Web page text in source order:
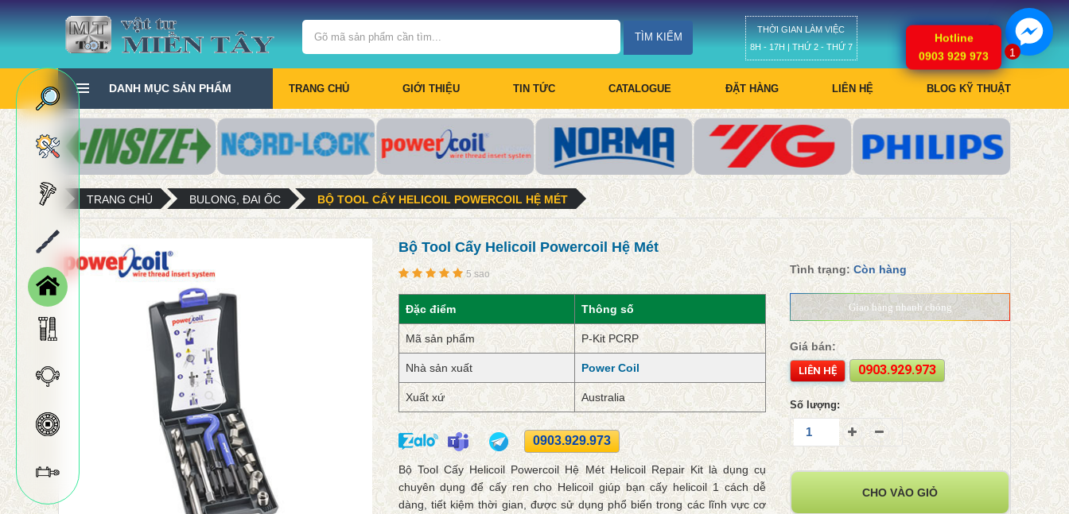
TÌM KIẾM
THỜI GIAN LÀM VIỆC
8H - 17H | THỨ 2 - THỨ 7
Giỏ hàng
DANH MỤC SẢN PHẨM TRANG CHỦ GIỚI THIỆU TIN TỨC CATALOGUE ĐẶT HÀNG LIÊN HỆ BLOG KỸ THUẬT
TRANG CHỦ BULONG, ĐAI ỐC BỘ TOOL CẤY HELICOIL POWERCOIL HỆ MÉT
Bộ Tool Cấy Helicoil Powercoil Hệ Mét
5 sao
Đặc điểm Thông số
Mã sản phẩm P-Kit PCRP
Nhà sản xuất Power Coil
Xuất xứ Australia
0903.929.973
Bộ Tool Cấy Helicoil Powercoil Hệ Mét Helicoil Repair Kit là dụng cụ
chuyên dụng để cấy ren cho Helicoil giúp bạn cấy helicoil 1 cách dễ
dàng, tiết kiệm thời gian, được sử dụng phổ biến trong các lĩnh vực cơ
Tình trạng:Còn hàng
Giao hàng nhanh chóng
Giá bán:
LIÊN HỆ 0903.929.973
Số lượng:
CHO VÀO GIỎ
1
Hotline
0903 929 973